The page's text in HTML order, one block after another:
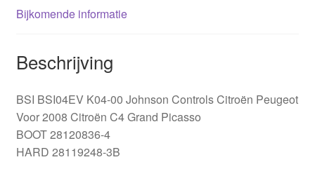
Bijkomende informatie
Beschrijving
BSI BSI04EV K04-00 Johnson Controls Citroën Peugeot
Voor 2008 Citroën C4 Grand Picasso
BOOT 28120836-4
HARD 28119248-3B